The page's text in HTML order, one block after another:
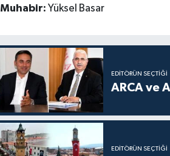
Muhabir: Yüksel Basar
EDITÖRÜN SEÇTIĞI
ARCA ve
EDITÖRÜN SEÇTIĞI